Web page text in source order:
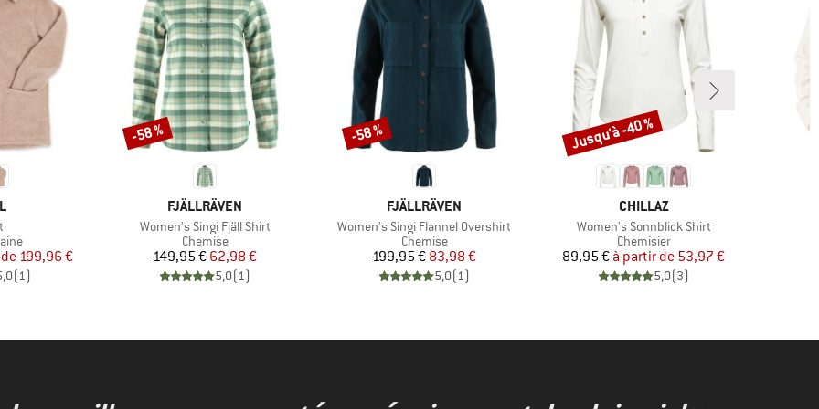
réduit
199,96 €
(1)
MARQUE
FJÄLLRÄVEN
Article
Women's Singi Fjäll Shirt
Product group
Chemise
Prix
149,95 €Prix réduit
62,98 €
5,0(1)
Remise
-58 %
MARQUE
FJÄLLRÄVEN
Article
Women's Singi Flannel Overshirt
Product group
Chemise
Prix
199,95 €Prix réduit
83,98 €
5,0(1)
Remise
-58 %
MARQUE
CHILLAZ
Article
Women's Sonnblick Shirt
Product group
Chemisier
Prix
89,95 € Prix réduit
à partir de 53,97 €
5,0(3)
Remise
Jusqu'à -40 %